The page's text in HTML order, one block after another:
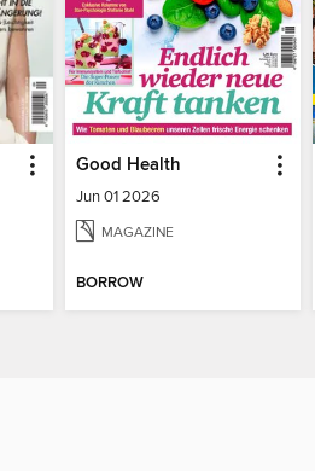
Good Health
Jun 01 2026
MAGAZINE
BORROW